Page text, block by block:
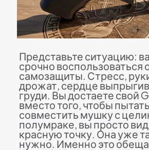
Представьте ситуацию:
срочно
самозащиты. Стресс,
дрожат, сердце
груди. Вы достаете свой
вместо того, чтобы
совместить мушку с
полумраке, вы просто
красную точку. Она уже
нужно. Именно это